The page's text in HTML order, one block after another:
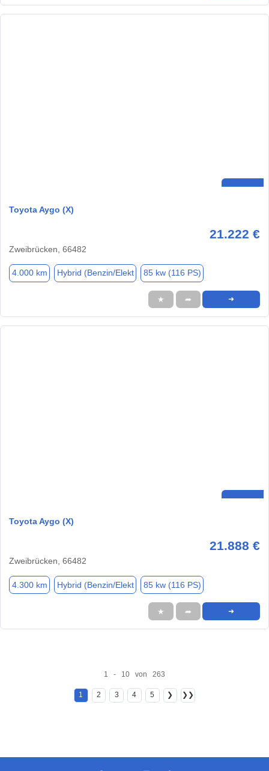
Toyota Aygo (X)
21.222 €
Zweibrücken, 66482
4.000 km Hybrid (Benzin/Elekt 85 kw (116 PS)
★ ➦ ➜
Toyota Aygo (X)
21.888 €
Zweibrücken, 66482
4.300 km Hybrid (Benzin/Elekt 85 kw (116 PS)
★ ➦ ➜
1 - 10 von 263
1 2 3 4 5 ❯ ❯❯